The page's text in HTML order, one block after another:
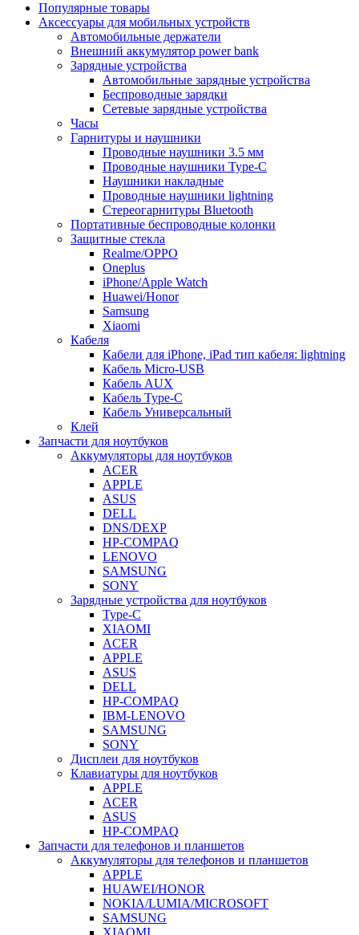
Популярные товары
Аксессуары для мобильных устройств
Автомобильные держатели
Внешний аккумулятор power bank
Зарядные устройства
Автомобильные зарядные устройства
Беспроводные зарядки
Сетевые зарядные устройства
Часы
Гарнитуры и наушники
Проводные наушники 3.5 мм
Проводные наушники Type-C
Наушники накладные
Проводные наушники lightning
Стереогарнитуры Bluetooth
Портативные беспроводные колонки
Защитные стекла
Realme/OPPO
Oneplus
iPhone/Apple Watch
Huawei/Honor
Samsung
Xiaomi
Кабеля
Кабели для iPhone, iPad тип кабеля: lightning
Кабель Micro-USB
Кабель AUX
Кабель Type-C
Кабель Универсальный
Клей
Запчасти для ноутбуков
Аккумуляторы для ноутбуков
ACER
APPLE
ASUS
DELL
DNS/DEXP
HP-COMPAQ
LENOVO
SAMSUNG
SONY
Зарядные устройства для ноутбуков
Type-C
XIAOMI
ACER
APPLE
ASUS
DELL
HP-COMPAQ
IBM-LENOVO
SAMSUNG
SONY
Дисплеи для ноутбуков
Клавиатуры для ноутбуков
APPLE
ACER
ASUS
HP-COMPAQ
Запчасти для телефонов и планшетов
Аккумуляторы для телефонов и планшетов
APPLE
HUAWEI/HONOR
NOKIA/LUMIA/MICROSOFT
SAMSUNG
XIAOMI